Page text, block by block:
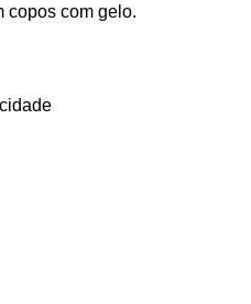
copos com gelo.